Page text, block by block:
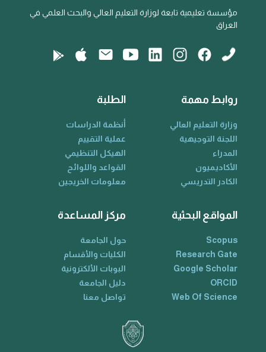
مؤسسة تعليمية تابعة لوزارة التعليم العالي والبحث العلمي في
العراق
روابط مهمة
وزارة التعليم العالي
اللجنة التوجيهية
المدراء
الأكاديميون
الكادر التدريسي
الطلبة
أنظمة الدراسات
عملية التقييم
الهيكل التنظيمي
القواعد واللوائح
معلومات الخريجين
المواقع البحثية
Scopus
Research Gate
Google Scholar
ORCID
Web Of Science
مركز المساعدة
حول الجامعة
الكليات والأقسام
البوبات الألكترونية
دليل الجامعة
تواصل معنا